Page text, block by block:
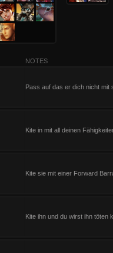
NOTES
Pass auf das er dich nicht mit
Kite in mit all deinen
Kite sie mit einer Forward
Kite ihn und du wirst ihn töten